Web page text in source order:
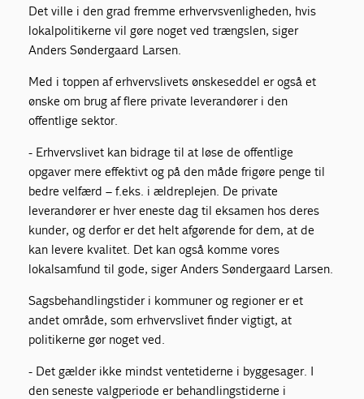
Det ville i den grad fremme erhvervsvenligheden, hvis
lokalpolitikerne vil gøre noget ved trængslen, siger
Anders Søndergaard Larsen.
Med i toppen af erhvervslivets ønskeseddel er også et
ønske om brug af flere private leverandører i den
offentlige sektor.
- Erhvervslivet kan bidrage til at løse de offentlige
opgaver mere effektivt og på den måde frigøre penge til
bedre velfærd – f.eks. i ældreplejen. De private
leverandører er hver eneste dag til eksamen hos deres
kunder, og derfor er det helt afgørende for dem, at de
kan levere kvalitet. Det kan også komme vores
lokalsamfund til gode, siger Anders Søndergaard Larsen.
Sagsbehandlingstider i kommuner og regioner er et
andet område, som erhvervslivet finder vigtigt, at
politikerne gør noget ved.
- Det gælder ikke mindst ventetiderne i byggesager. I
den seneste valgperiode er behandlingstiderne i